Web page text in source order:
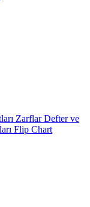
ZarflarDefter ve
Flip Chart